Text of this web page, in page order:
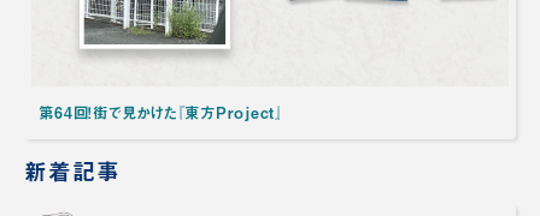
第64回！街で見かけた『東方Project』
新着記事